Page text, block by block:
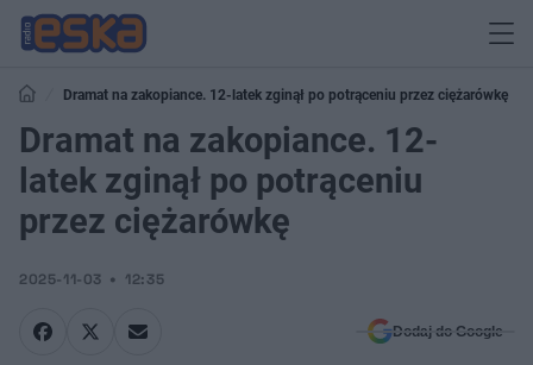
Dramat na zakopiance. 12-latek zginął po potrąceniu przez ciężarówkę
Dramat na zakopiance. 12-
latek zginął po potrąceniu
przez ciężarówkę
2025-11-03 12:35
Dodaj do Google